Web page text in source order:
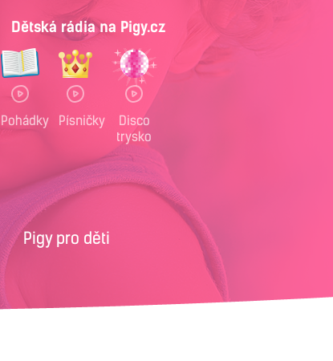
Dětská rádia na Pigy.cz
Pohádky Písničky
Disco
trysko
Pigy pro děti